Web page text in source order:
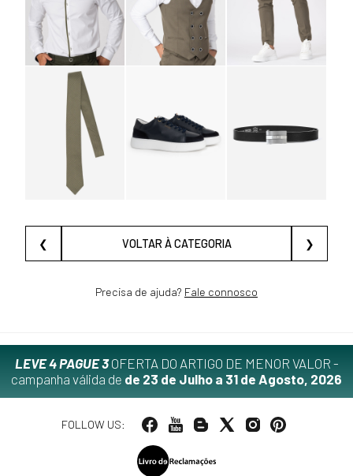
❮ VOLTAR À CATEGORIA ❯
Precisa de ajuda? Fale connosco
LEVE 4 PAGUE 3OFERTA DO ARTIGO DE MENOR VALOR -
campanha válida de de 23 de Julho a 31 de Agosto, 2026
FOLLOW US: